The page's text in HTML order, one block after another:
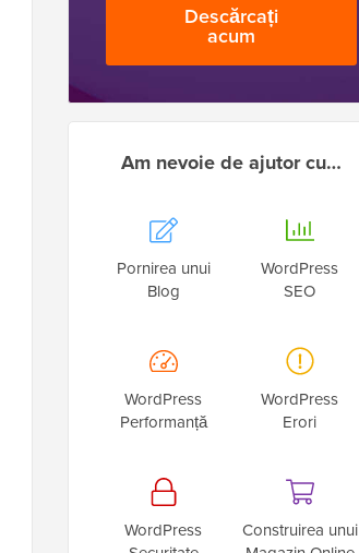
Descărcați
acum
Am nevoie de ajutor cu…
Pornirea unui
Blog
WordPress
SEO
WordPress
Performanță
WordPress
Erori
WordPress
Construirea unui